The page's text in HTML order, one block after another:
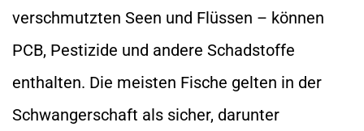
verschmutzten Seen und Flüssen – können
PCB, Pestizide und andere Schadstoffe
enthalten. Die meisten Fische gelten in der
Schwangerschaft als sicher, darunter